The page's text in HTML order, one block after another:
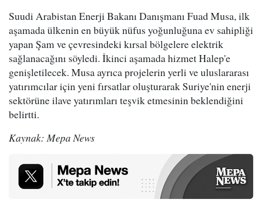
Suudi Arabistan Enerji Bakanı Danışmanı Fuad Musa, ilk
aşamada ülkenin en büyük nüfus yoğunluğuna ev sahipliği
yapan Şam ve çevresindeki kırsal bölgelere elektrik
sağlanacağını söyledi. İkinci aşamada hizmet Halep'e
genişletilecek. Musa ayrıca projelerin yerli ve uluslararası
yatırımcılar için yeni fırsatlar oluşturarak Suriye'nin enerji
sektörüne ilave yatırımları teşvik etmesinin beklendiğini
belirtti.
Kaynak: Mepa News